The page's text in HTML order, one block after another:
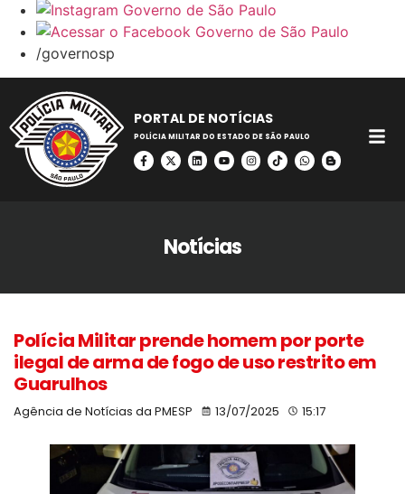
/governosp
PORTAL DE NOTÍCIAS
POLÍCIA MILITAR DO ESTADO DE SÃO PAULO
Notícias
Polícia Militar prende homem por porte
ilegal de arma de fogo de uso restrito em
Guarulhos
Agência de Notícias da PMESP 13/07/2025 15:17